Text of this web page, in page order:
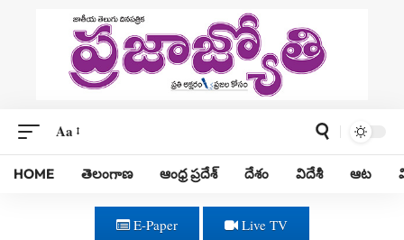
Aa
HOME తెలంగాణ ఆంధ్ర ప్రదేశ్ దేశం విదేశీ ఆట
E-Paper Live TV